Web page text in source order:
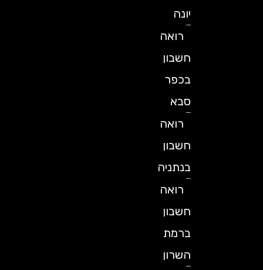
רואה
חשבון
בכפר
רואה
חשבון
בנתניה
רואה
חשבון
ברמת
השרון